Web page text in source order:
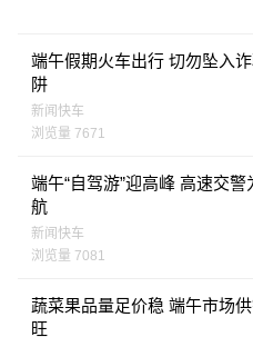
端午假期火车出行 切勿坠入
阱
新闻快车
浏览量 7671
端午“自驾游”迎高峰 高速交警
航
新闻快车
浏览量 7081
蔬菜果品量足价稳 端午市场
旺